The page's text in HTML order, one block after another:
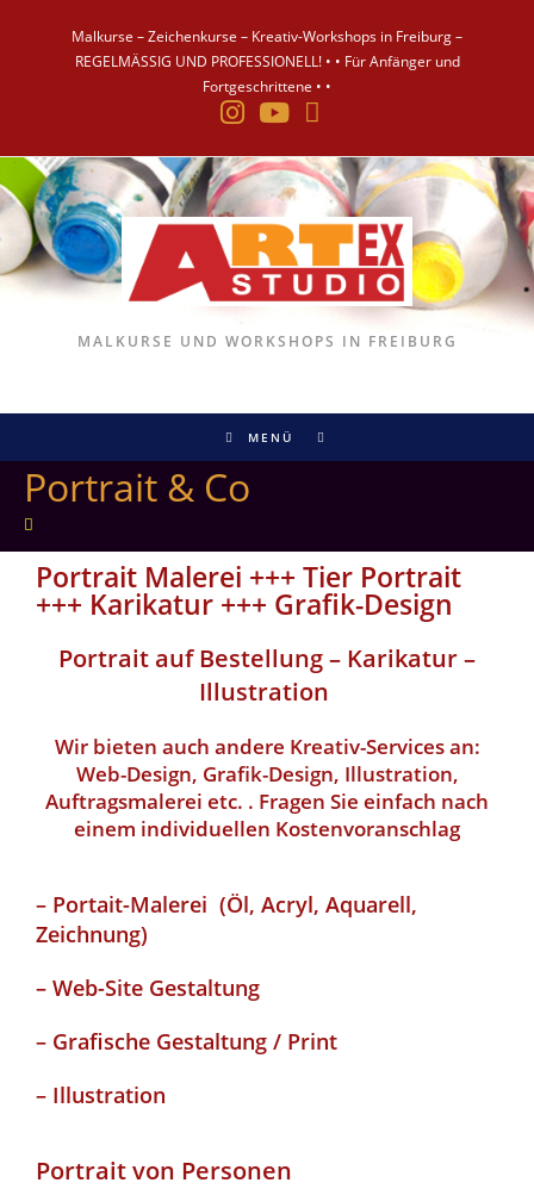
Malkurse – Zeichenkurse – Kreativ-Workshops in Freiburg –
REGELMÄSSIG UND PROFESSIONELL! • • Für Anfänger und
Fortgeschrittene • •
MALKURSE UND WORKSHOPS IN FREIBURG
MENÜ
Portrait & Co
Portrait Malerei +++ Tier Portrait
+++ Karikatur +++ Grafik-Design
Portrait auf Bestellung – Karikatur –
Illustration
Wir bieten auch andere Kreativ-Services an:
Web-Design, Grafik-Design, Illustration,
Auftragsmalerei etc. . Fragen Sie einfach nach
einem individuellen Kostenvoranschlag
– Portait-Malerei (Öl, Acryl, Aquarell,
Zeichnung)
– Web-Site Gestaltung
– Grafische Gestaltung / Print
– Illustration
Portrait von Personen